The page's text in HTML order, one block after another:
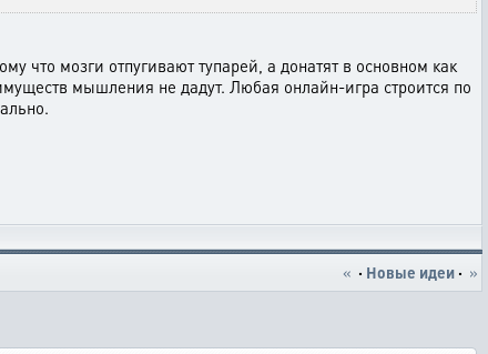
что мозги отпугивают тупарей, а донатят в основном как
мышления не дадут. Любая онлайн-игра строится по
« · Новые идеи · »